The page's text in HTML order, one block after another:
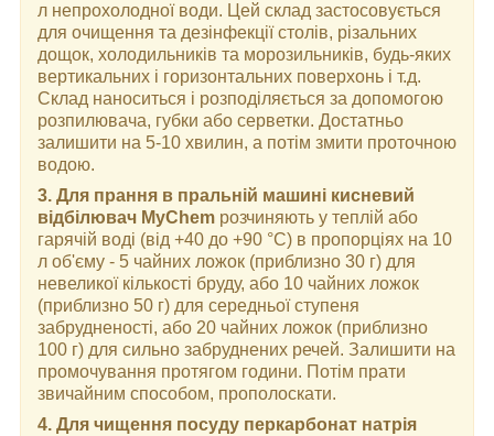
л непрохолодної води. Цей склад застосовується
для очищення та дезінфекції столів, різальних
дощок, холодильників та морозильників, будь-яких
вертикальних і горизонтальних поверхонь і т.д.
Склад наноситься і розподіляється за допомогою
розпилювача, губки або серветки. Достатньо
залишити на 5-10 хвилин, а потім змити проточною
водою.
3. Для прання в пральній машині кисневий
відбілювач MyChem розчиняють у теплій або
гарячій воді (від +40 до +90 °C) в пропорціях на 10
л об'єму - 5 чайних ложок (приблизно 30 г) для
невеликої кількості бруду, або 10 чайних ложок
(приблизно 50 г) для середньої ступеня
забрудненості, або 20 чайних ложок (приблизно
100 г) для сильно забруднених речей. Залишити на
промочування протягом години. Потім прати
звичайним способом, прополоскати.
4. Для чищення посуду перкарбонат натрія